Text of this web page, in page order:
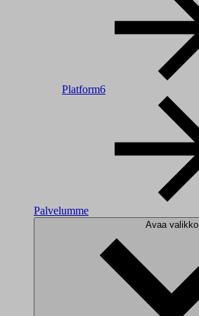
Platform6
Palvelumme
Avaa valikko